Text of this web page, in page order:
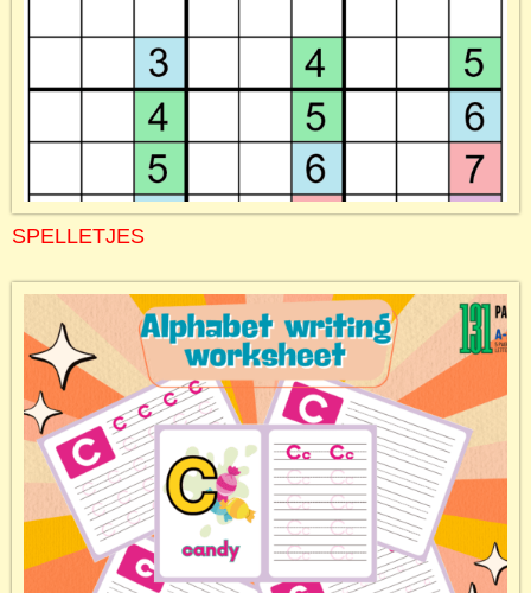
SPELLETJES